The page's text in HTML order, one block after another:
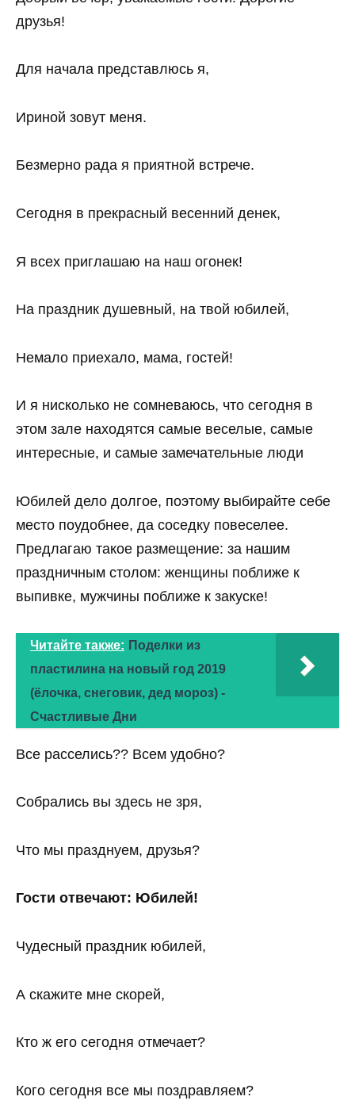
друзья!
Для начала представлюсь я,
Ириной зовут меня.
Безмерно рада я приятной встрече.
Сегодня в прекрасный весенний денек,
Я всех приглашаю на наш огонек!
На праздник душевный, на твой юбилей,
Немало приехало, мама, гостей!
И я нисколько не сомневаюсь, что сегодня в
этом зале находятся самые веселые, самые
интересные, и самые замечательные люди
Юбилей дело долгое, поэтому выбирайте себе
место поудобнее, да соседку повеселее.
Предлагаю такое размещение: за нашим
праздничным столом: женщины поближе к
выпивке, мужчины поближе к закуске!
Читайте также: Поделки из
пластилина на новый год 2019
(ёлочка, снеговик, дед мороз) -
Счастливые Дни
Все расселись?? Всем удобно?
Собрались вы здесь не зря,
Что мы празднуем, друзья?
Гости отвечают: Юбилей!
Чудесный праздник юбилей,
А скажите мне скорей,
Кто ж его сегодня отмечает?
Кого сегодня все мы поздравляем?